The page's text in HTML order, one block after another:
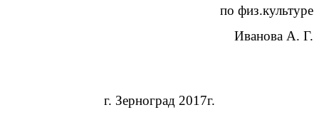
по физ.культуре
Иванова А. Г.
г. Зерноград 2017г.